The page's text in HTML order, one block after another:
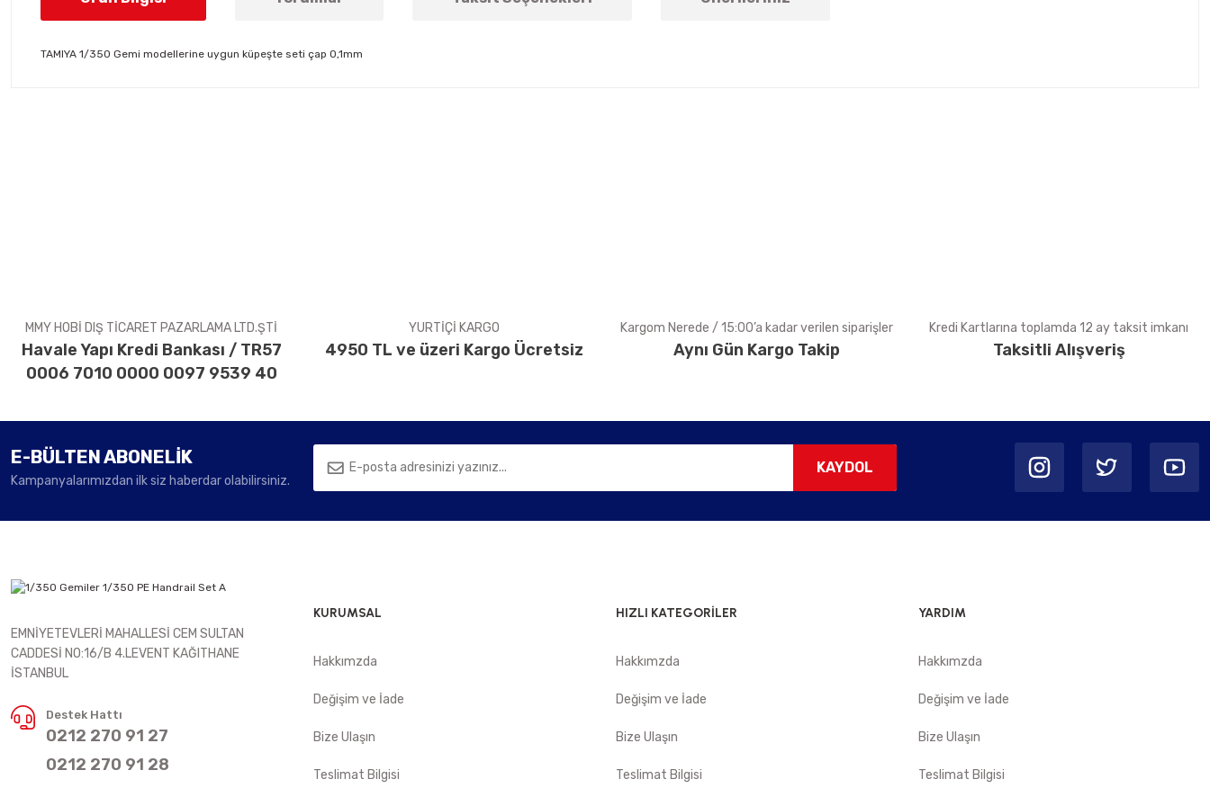
TAMIYA 1/350 Gemi modellerine uygun küpeşte seti çap 0,1mm
MMY HOBİ DIŞ TİCARET PAZARLAMA LTD.ŞTİ
Havale Yapı Kredi Bankası / TR57
0006 7010 0000 0097 9539 40
YURTİÇİ KARGO
4950 TL ve üzeri Kargo Ücretsiz
Kargom Nerede / 15:00’a kadar verilen siparişler
Aynı Gün Kargo Takip
Kredi Kartlarına toplamda 12 ay taksit imkanı
Taksitli Alışveriş
E-BÜLTEN ABONELİK
Kampanyalarımızdan ilk siz haberdar olabilirsiniz.
KAYDOL
EMNİYETEVLERİ MAHALLESİ CEM SULTAN
CADDESİ NO:16/B 4.LEVENT KAĞITHANE
İSTANBUL
Destek Hattı
0212 270 91 27
0212 270 91 28
KURUMSAL
Hakkımzda
Değişim ve İade
Bize Ulaşın
Teslimat Bilgisi
HIZLI KATEGORİLER
Hakkımzda
Değişim ve İade
Bize Ulaşın
Teslimat Bilgisi
YARDIM
Hakkımzda
Değişim ve İade
Bize Ulaşın
Teslimat Bilgisi